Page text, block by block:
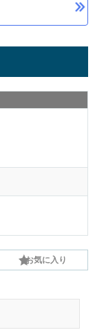
お気に入り